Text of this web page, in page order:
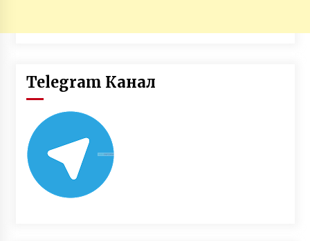
Telegram Канал